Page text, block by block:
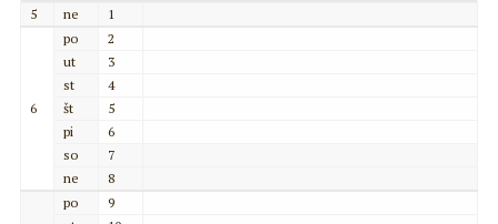
5
ne 1
6
po
2
ut
3
st
4
št
5
pi
6
so
7
ne
8
po
9